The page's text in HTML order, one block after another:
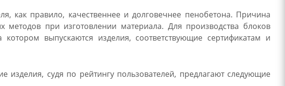
как правило, качественнее и долговечнее пенобетона. Причина
методов при изготовлении материала. Для производства блоков
выпускаются изделия, соответствующие сертификатам и
изделия, судя по рейтингу пользователей, предлагают следующие